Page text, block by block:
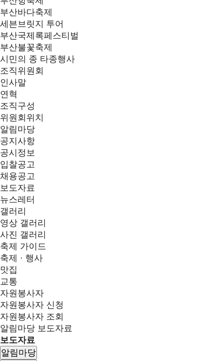
부산바다축제
세븐브릿지 투어
부산국제록페스티벌
부산불꽃축제
시민의 종 타종행사
조직위원회
인사말
연혁
조직구성
위원회위치
알림마당
공지사항
공시정보
입찰공고
채용공고
보도자료
뉴스레터
갤러리
영상 갤러리
사진 갤러리
축제 가이드
축제 · 행사
맛집
교통
자원봉사자
자원봉사자 신청
자원봉사자 조회
알림마당 보도자료
보도자료
알림마당